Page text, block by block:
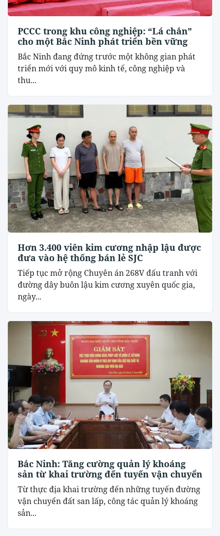
PCCC trong khu công nghiệp: “Lá chắn”
cho một Bắc Ninh phát triển bền vững
Bắc Ninh đang đứng trước một không gian phát
triển mới với quy mô kinh tế, công nghiệp và
thu...
Hơn 3.400 viên kim cương nhập lậu được
đưa vào hệ thống bán lẻ SJC
Tiếp tục mở rộng Chuyên án 268V đấu tranh với
đường dây buôn lậu kim cương xuyên quốc gia,
ngày...
Bắc Ninh: Tăng cường quản lý khoáng
sản từ khai trường đến tuyến vận chuyển
Từ thực địa khai trường đến những tuyến đường
vận chuyển đất san lấp, công tác quản lý khoáng
sản...